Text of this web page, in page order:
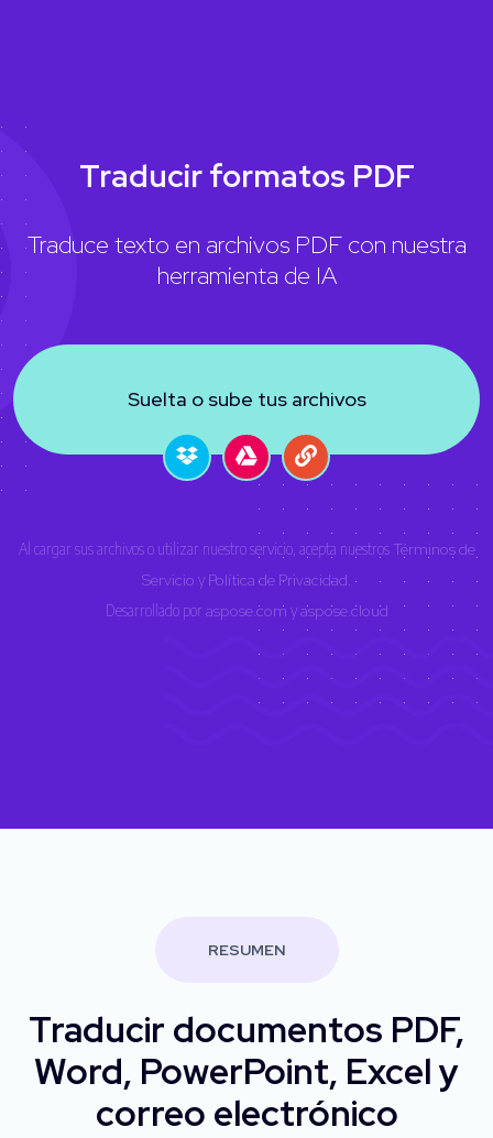
Traducir formatos PDF
Traduce texto en archivos PDF con nuestra
herramienta de IA
Suelta o sube tus archivos
Al cargar sus archivos o utilizar nuestro servicio, acepta nuestros Términos de
Servicio y Política de Privacidad
Desarrollado por aspose.com yaspose.cloud
RESUMEN
Traducir documentos PDF,
Word, PowerPoint, Excel y
correo electrónico